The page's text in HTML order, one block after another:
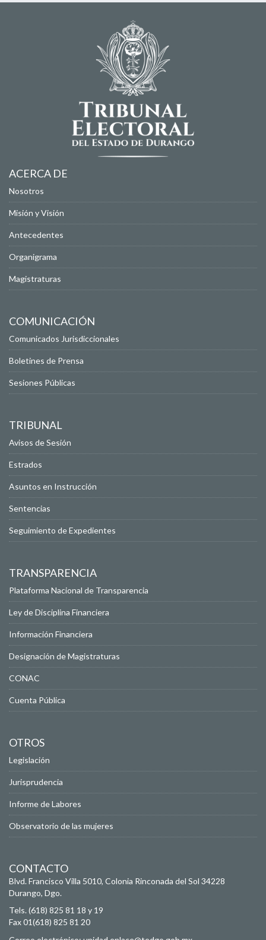
ACERCA DE
Nosotros
Misión y Visión
Antecedentes
Organigrama
Magistraturas
COMUNICACIÓN
Comunicados Jurisdiccionales
Boletines de Prensa
Sesiones Públicas
TRIBUNAL
Avisos de Sesión
Estrados
Asuntos en Instrucción
Sentencias
Seguimiento de Expedientes
TRANSPARENCIA
Plataforma Nacional de Transparencia
Ley de Disciplina Financiera
Información Financiera
Designación de Magistraturas
CONAC
Cuenta Pública
OTROS
Legislación
Jurisprudencia
Informe de Labores
Observatorio de las mujeres
CONTACTO
Blvd. Francisco Villa 5010, Colonia Rinconada del Sol 34228
Durango, Dgo.
Tels. (618) 825 81 18 y 19
Fax 01(618) 825 81 20